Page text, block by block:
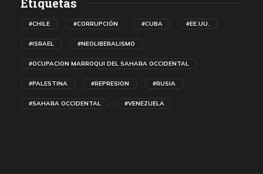
#CHILE #CORRUPCIÓN #CUBA #EE.UU.
#ISRAEL #NEOLIBERALISMO
#OCUPACION MARROQUI DEL SAHARA OCCIDENTAL
#PALESTINA #REPRESION #RUSIA
#SAHARA OCCIDENTAL #VENEZUELA